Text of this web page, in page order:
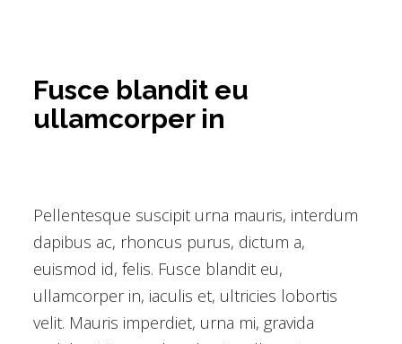
Fusce blandit eu
ullamcorper in
Pellentesque suscipit urna mauris, interdum
dapibus ac, rhoncus purus, dictum a,
euismod id, felis. Fusce blandit eu,
ullamcorper in, iaculis et, ultricies lobortis
velit. Mauris imperdiet, urna mi, gravida